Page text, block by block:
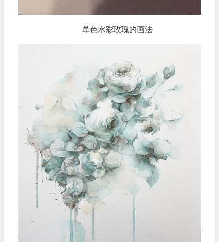
单色水彩玫瑰的画法